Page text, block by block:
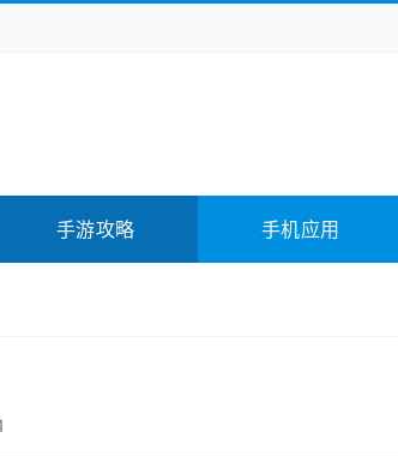
安全相关 应用软件 影音软件
综合其它
手游攻略 手机应用